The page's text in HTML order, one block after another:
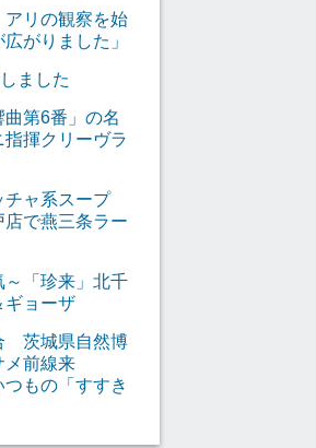
リの観察を始
がりました」
ました
第6番」の名
クリーヴラ
チャ系スープ
店で燕三条ラー
「珍来」北千
ギョーザ
茨城県自然博
メ前線来
もの「すすき